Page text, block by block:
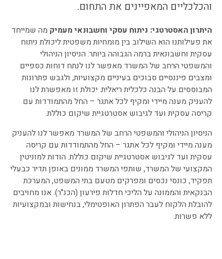
והכלכליים המאפיינים את התחום.
היתרון האסטרטגי: ניתוח עסקי וחשבונאי מעמיק מה שמייחד
את פעילותנו הוא השילוב בין מומחיות משפטית ליכולת ניתוח
עסקית וחשבונאית ברמה הגבוהה ביותר. הניסיון הניהולי
והמשפטי הרחב של המשרד מאפשר לנו לנתח דוחות כספיים
ומצבים פיננסיים סבוכים בעיניים מקצועיות, ולגבש פתרונות
המבוססים על הבנה כלכלית ריאלית. יכולת זו מאפשרת לנו
להעניק מענה מיידי ומקיף לכל אתגר – החל מהתמודדות עם
קריסה עסקית ועד לגיבוש אסטרטגיית שיקום כוללת.
הניסיון הניהולי והמשפטי הרחב של המשרד מאפשר לנו להעניק
מענה מיידי ומקיף לכל אתגר – החל מהתמודדות עם קריסה
עסקית ועד לגיבוש אסטרטגיית שיקום כוללת. הודות למוניטין
המקצועי של המשרד, שותפי המשרד ממונים באופן תדיר כבעלי
תפקיד, כונסי נכסים ומפרקים מטעם בתי המשפט, המערכת
הבנקאית והממונה על הליכי חדלות פירעון (הכנ"ר). אנו מחויבים
להובלת הלקוח לעבר הפתרון האופטימלי, בנחישות ובמקצועיות
ללא פשרות.